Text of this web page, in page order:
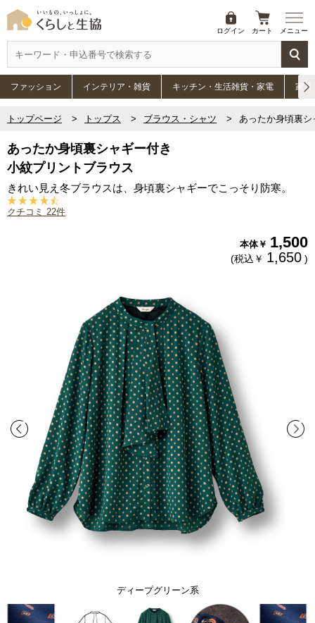
ログイン カート メニュー
ファッション インテリア・雑貨 キッチン・生活雑貨・家電 家具
トップページ トップス ブラウス・シャツ あったか身頃裏
あったか身頃裏シャギー付き
小紋プリントブラウス
きれい見え冬ブラウスは、身頃裏シャギーでこっそり防寒。
クチコミ 22件
本体￥ 1,500
(税込￥ 1,650 )
ディープグリーン系